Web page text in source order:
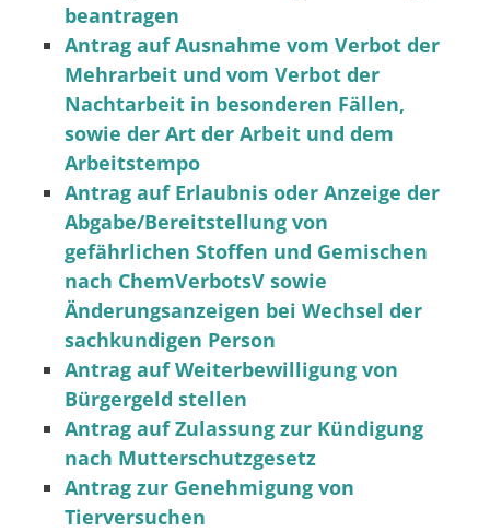
beantragen
Antrag auf Ausnahme vom Verbot der
Mehrarbeit und vom Verbot der
Nachtarbeit in besonderen Fällen,
sowie der Art der Arbeit und dem
Arbeitstempo
Antrag auf Erlaubnis oder Anzeige der
Abgabe/Bereitstellung von
gefährlichen Stoffen und Gemischen
nach ChemVerbotsV sowie
Änderungsanzeigen bei Wechsel der
sachkundigen Person
Antrag auf Weiterbewilligung von
Bürgergeld stellen
Antrag auf Zulassung zur Kündigung
nach Mutterschutzgesetz
Antrag zur Genehmigung von
Tierversuchen